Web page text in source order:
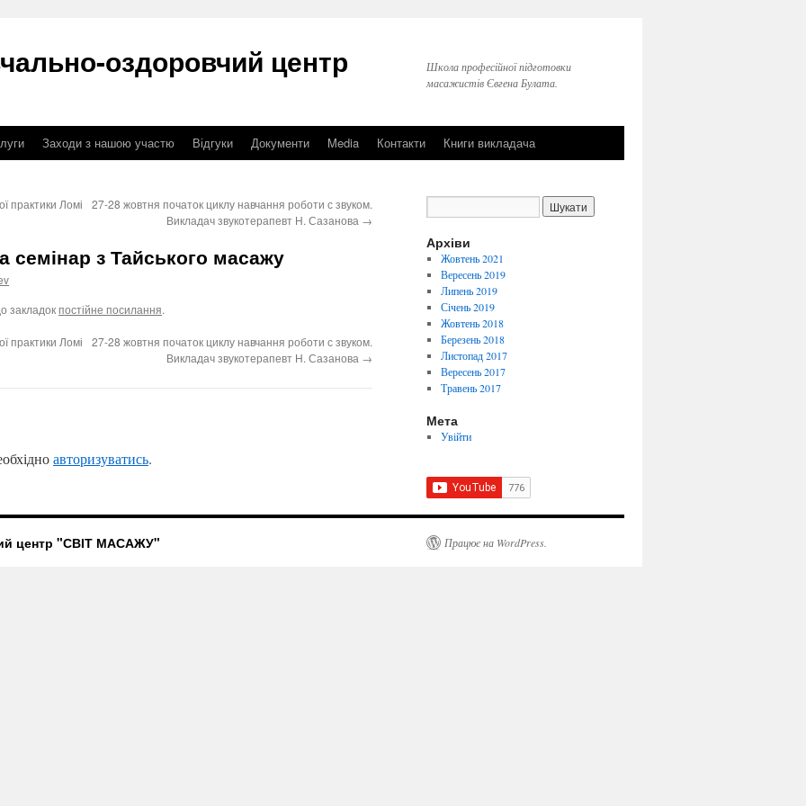
оздоровчий центр
Школа професійної підготовки
масажистів Євгена Булата.
Заходи з нашою участю Відгуки Документи Media Контакти Книги викладача
практики Ломі
27-28 жовтня початок циклу навчання роботи с звуком.
Викладач звукотерапевт Н. Сазанова →
семінар з Тайського масажу
закладокпостійне посилання.
практики Ломі
27-28 жовтня початок циклу навчання роботи с звуком.
Викладач звукотерапевт Н. Сазанова →
авторизуватись.
Архіви
Жовтень 2021
Вересень 2019
Липень 2019
Січень 2019
Жовтень 2018
Березень 2018
Листопад 2017
Вересень 2017
Травень 2017
Мета
Увійти
центр "СВІТ МАСАЖУ" Працює на WordPress.